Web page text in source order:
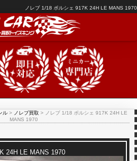
ノレブ 1/18 ポルシェ 917K 24H LE MANS 1970
ル > ノレブ買取 > ノレブ 1/18 ポルシェ 917K 24H LE
MANS 1970
24H LE MANS 1970